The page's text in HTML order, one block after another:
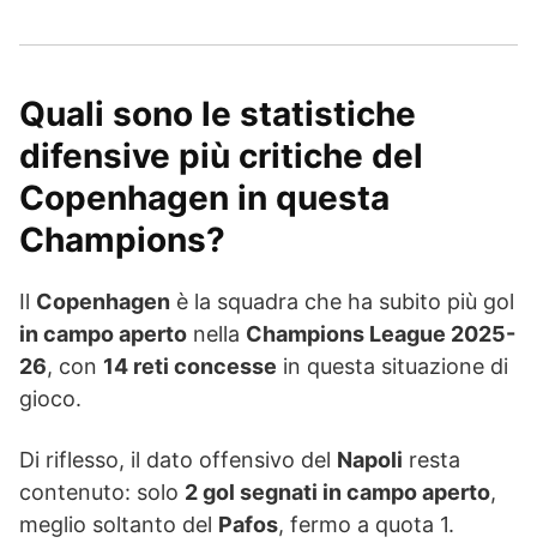
Quali sono le statistiche
difensive più critiche del
Copenhagen in questa
Champions?
Il Copenhagen è la squadra che ha subito più gol
in campo aperto nella Champions League 2025-
26, con 14 reti concesse in questa situazione di
gioco.
Di riflesso, il dato offensivo del Napoli resta
contenuto: solo 2 gol segnati in campo aperto,
meglio soltanto del Pafos, fermo a quota 1.